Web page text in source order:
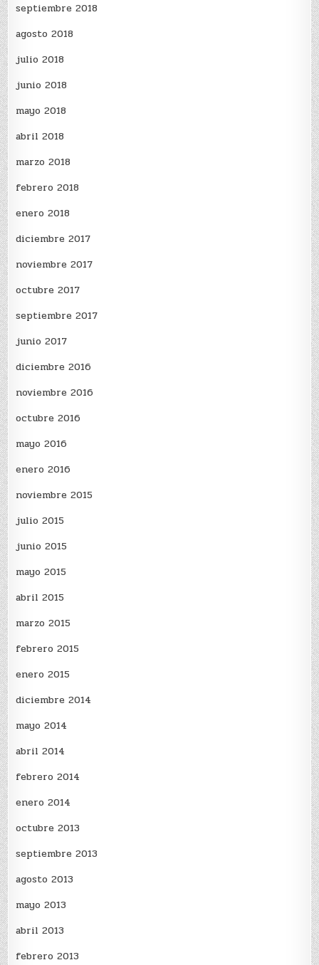
septiembre 2018
agosto 2018
julio 2018
junio 2018
mayo 2018
abril 2018
marzo 2018
febrero 2018
enero 2018
diciembre 2017
noviembre 2017
octubre 2017
septiembre 2017
junio 2017
diciembre 2016
noviembre 2016
octubre 2016
mayo 2016
enero 2016
noviembre 2015
julio 2015
junio 2015
mayo 2015
abril 2015
marzo 2015
febrero 2015
enero 2015
diciembre 2014
mayo 2014
abril 2014
febrero 2014
enero 2014
octubre 2013
septiembre 2013
agosto 2013
mayo 2013
abril 2013
febrero 2013